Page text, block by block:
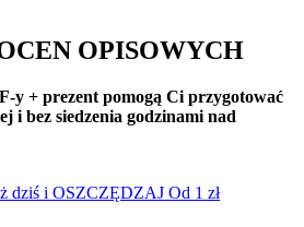
OPISOWYCH
y + prezent pomogą Ci przygotować
i bez siedzenia godzinami nad
dziś i OSZCZĘDZAJ Od 1 zł